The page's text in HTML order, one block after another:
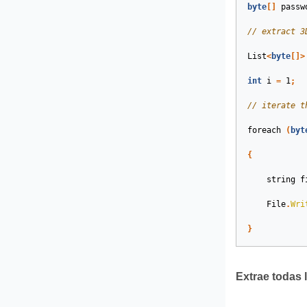
byte[]
// extract
List<byte[]>
int i = 1;
// iterate
foreach (
{
string
File.
}
Extrae todas